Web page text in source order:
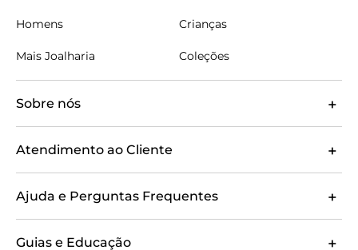
Homens Crianças
Mais Joalharia Coleções
Sobre nós
Atendimento ao Cliente
Ajuda e Perguntas Frequentes
Guias e Educação